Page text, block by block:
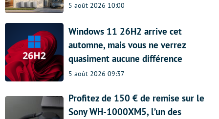
5 août 2026 10:00
Windows 11 26H2 arrive cet
automne, mais vous ne verrez
quasiment aucune différence
5 août 2026 09:37
Profitez de 150 € de remise sur le
Sony WH-1000XM5, l’un des